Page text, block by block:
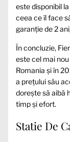
este disponibil
ceea ce îl face
garanție de 2
În concluzie,
este cel mai
Romania și în
a prețului său
dorește să aibă
timp și efort.
Statie De